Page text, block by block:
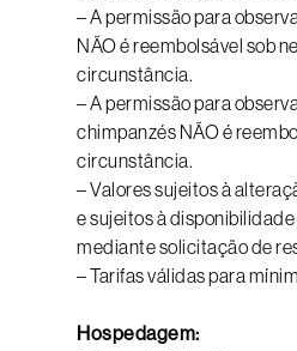
– A permissão para
NÃO é reembolsável sob
circunstância.
– A permissão para
chimpanzés NÃO é
circunstância.
– Valores sujeitos à
e sujeitos à
mediante solicitação de
– Tarifas válidas para
Hospedagem: